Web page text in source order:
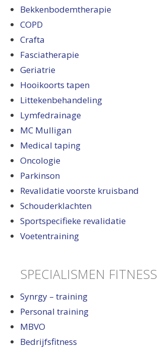
Bekkenbodemtherapie
COPD
Crafta
Fasciatherapie
Geriatrie
Hooikoorts tapen
Littekenbehandeling
Lymfedrainage
MC Mulligan
Medical taping
Oncologie
Parkinson
Revalidatie voorste kruisband
Schouderklachten
Sportspecifieke revalidatie
Voetentraining
SPECIALISMEN FITNESS
Synrgy – training
Personal training
MBVO
Bedrijfsfitness